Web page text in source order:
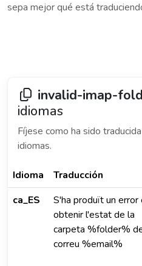
sepa mejor qué está
invalid-imap-
idiomas
Fíjese como ha sido
idiomas.
Idioma Traducción
ca_ES
S'ha produït un error
obtenir l'estat de la
carpeta %folder%
correu %email%